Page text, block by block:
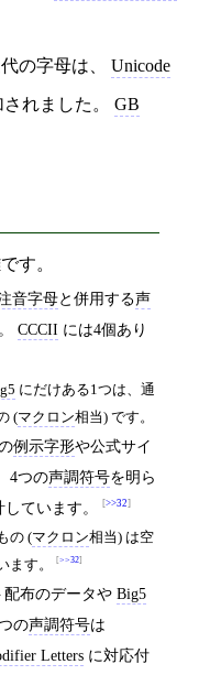
の字母は、 Unicode
れました。 GB
す。
音字母と併用する声
CCCII には4個あり
にだけある1つは、通
(マクロン相当) です。
例示字形や公式サイ
4つの声調符号を明ら
しています。 >>32
の (マクロン相当) は空
ます。
>>32
配布のデータや Big5
の声調符号は
Letters に対応付